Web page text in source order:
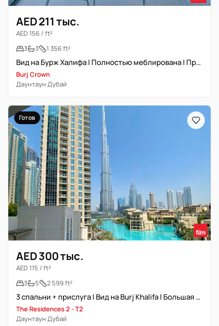
AED 211 тыс.
AED 156 / ft²
3
3 1 356 ft²
Вид на Бурж Халифа | Полностью меблирована | Премиальная локация
Burj Crown
Даунтаун Дубай
Готов
AED 300 тыс.
AED 115 / ft²
3
5 2 599 ft²
3 спальни + прислуга | Вид на Burj Khalifa | Большая площадь
The Residences 2 - T2
Даунтаун Дубай